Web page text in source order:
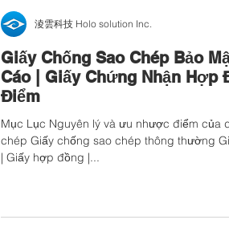
Giấy Chống Sao Chép Bảo
Cáo | Giấy Chứng Nhận Hợp
Điểm
Mục Lục Nguyên lý và ưu nhược điểm của
chép Giấy chống sao chép thông thường
| Giấy hợp đồng |...
淩雲科技 Holo solution Inc.